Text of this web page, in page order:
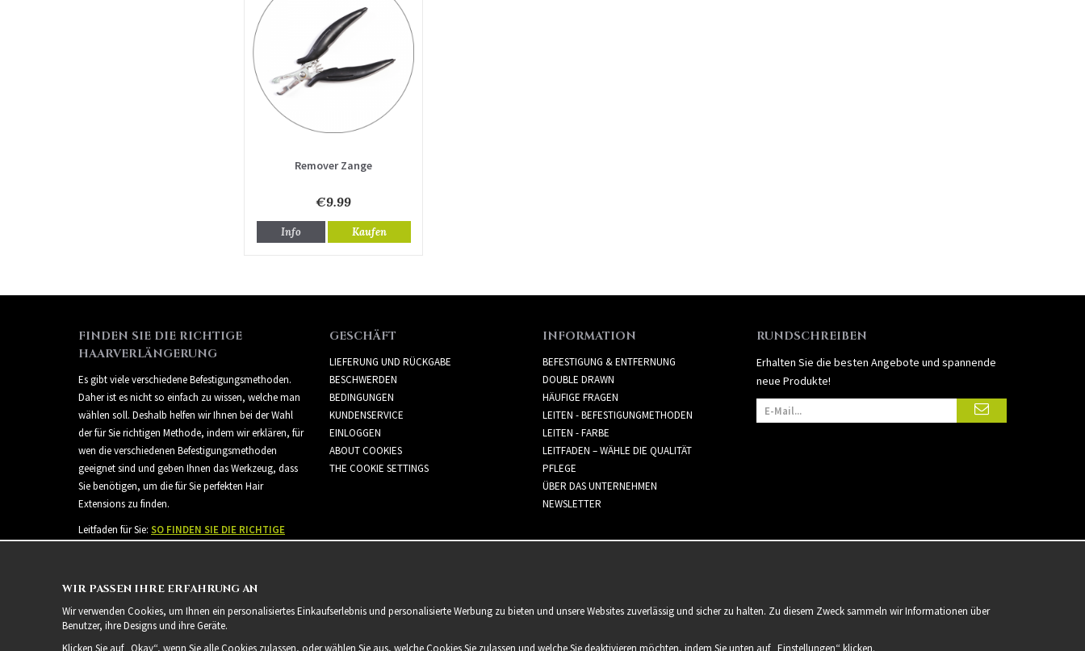
Remover Zange
€9.99
Info Kaufen
FINDEN SIE DIE RICHTIGE
HAARVERLÄNGERUNG
Es gibt viele verschiedene Befestigungsmethoden.
Daher ist es nicht so einfach zu wissen, welche man
wählen soll. Deshalb helfen wir Ihnen bei der Wahl
der für Sie richtigen Methode, indem wir erklären, für
wen die verschiedenen Befestigungsmethoden
geeignet sind und geben Ihnen das Werkzeug, dass
Sie benötigen, um die für Sie perfekten Hair
Extensions zu finden.
Leitfaden für Sie: SO FINDEN SIE DIE RICHTIGE
GESCHÄFT
LIEFERUNG UND RÜCKGABE
BESCHWERDEN
BEDINGUNGEN
KUNDENSERVICE
EINLOGGEN
ABOUT COOKIES
THE COOKIE SETTINGS
INFORMATION
BEFESTIGUNG & ENTFERNUNG
DOUBLE DRAWN
HÄUFIGE FRAGEN
LEITEN - BEFESTIGUNGMETHODEN
LEITEN - FARBE
LEITFADEN – WÄHLE DIE QUALITÄT
PFLEGE
ÜBER DAS UNTERNEHMEN
NEWSLETTER
RUNDSCHREIBEN
Erhalten Sie die besten Angebote und spannende
neue Produkte!
WIR PASSEN IHRE ERFAHRUNG AN
Wir verwenden Cookies, um Ihnen ein personalisiertes Einkaufserlebnis und personalisierte Werbung zu bieten und unsere Websites zuverlässig und sicher zu halten. Zu diesem Zweck sammeln wir Informationen über
Benutzer, ihre Designs und ihre Geräte.
Klicken Sie auf „Okay“, wenn Sie alle Cookies zulassen, oder wählen Sie aus, welche Cookies Sie zulassen und welche Sie deaktivieren möchten, indem Sie unten auf „Einstellungen“ klicken.